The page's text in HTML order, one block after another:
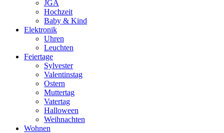
JGA
Hochzeit
Baby & Kind
Elektronik
Uhren
Leuchten
Feiertage
Sylvester
Valentinstag
Ostern
Muttertag
Vatertag
Halloween
Weihnachten
Wohnen